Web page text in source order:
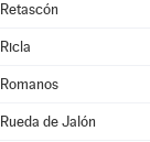
Retascón
Ricla
Romanos
Rueda de Jalón